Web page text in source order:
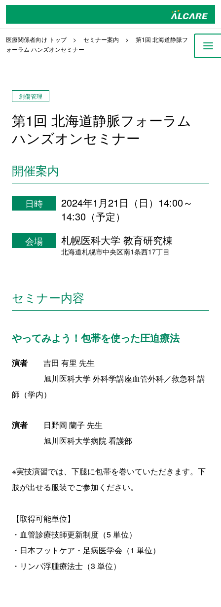
医療関係者向け トップ セミナー案内
第1回 北海道静脈フ
ォーラム ハンズオンセミナー
創傷管理
第1回 北海道静脈フォーラム
ハンズオンセミナー
開催案内
日時
2024年1月21日（日）14:00～
14:30（予定）
会場 札幌医科大学 教育研究棟
北海道札幌市中央区南1条西17丁目
セミナー内容
やってみよう！包帯を使った圧迫療法
演者吉田 有里 先生
旭川医科大学 外科学講座血管外科／救急科 講
師（学内）
演者日野岡 蘭子 先生
旭川医科大学病院 看護部
※実技演習では、下腿に包帯を巻いていただきます。下
肢が出せる服装でご参加ください。
【取得可能単位】
・血管診療技師更新制度（5 単位）
・日本フットケア・足病医学会（1 単位）
・リンパ浮腫療法士（3 単位）